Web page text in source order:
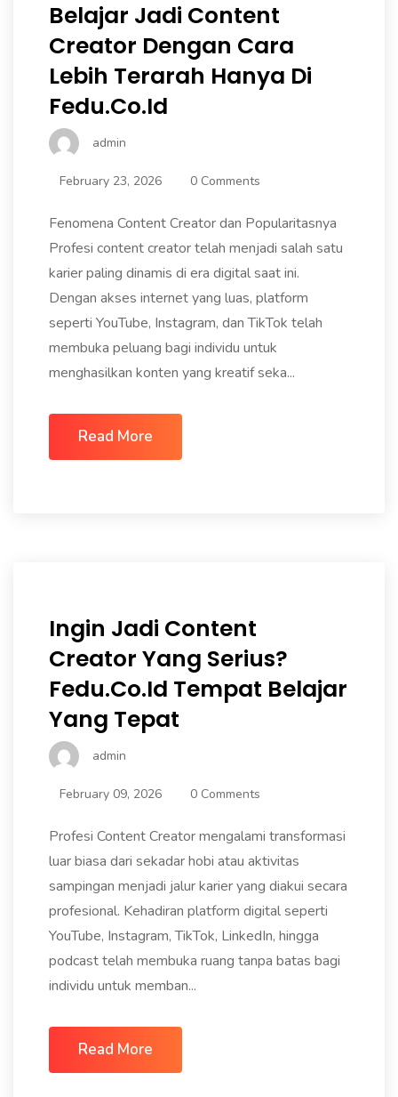
Belajar Jadi Content
Creator Dengan Cara
Lebih Terarah Hanya Di
Fedu.co.id
admin
February 23, 2026 0 Comments
Fenomena Content Creator dan Popularitasnya
Profesi content creator telah menjadi salah satu
karier paling dinamis di era digital saat ini.
Dengan akses internet yang luas, platform
seperti YouTube, Instagram, dan TikTok telah
membuka peluang bagi individu untuk
menghasilkan konten yang kreatif seka...
Read More
Ingin Jadi Content
Creator Yang Serius?
Fedu.co.id Tempat Belajar
Yang Tepat
admin
February 09, 2026 0 Comments
Profesi Content Creator mengalami transformasi
luar biasa dari sekadar hobi atau aktivitas
sampingan menjadi jalur karier yang diakui secara
profesional. Kehadiran platform digital seperti
YouTube, Instagram, TikTok, LinkedIn, hingga
podcast telah membuka ruang tanpa batas bagi
individu untuk memban...
Read More